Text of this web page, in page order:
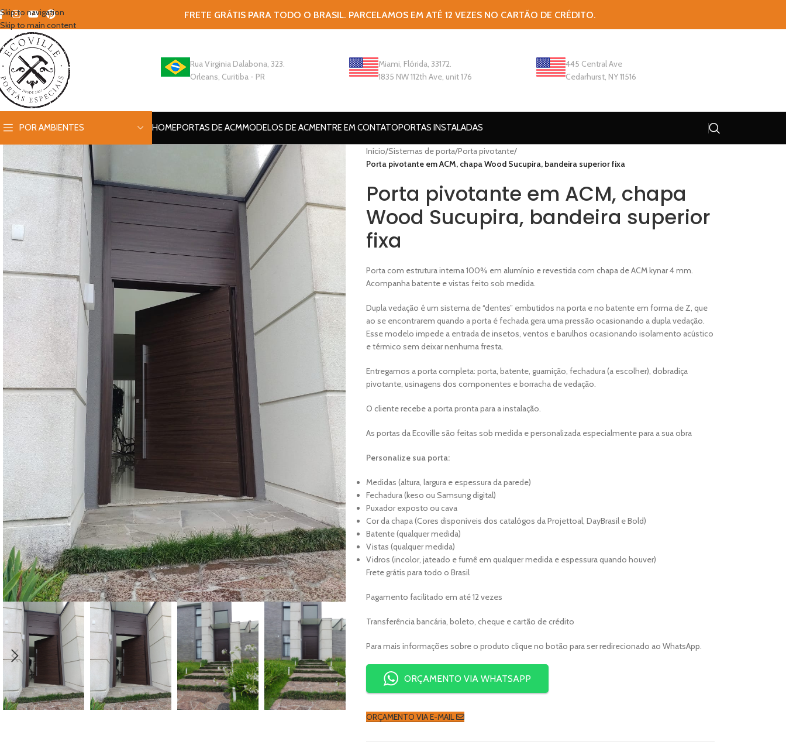
Skip to navigation
Skip to main content
FRETE GRÁTIS PARA TODO O BRASIL. PARCELAMOS EM ATÉ 12 VEZES NO CARTÃO DE CRÉDITO.
Rua Virginia Dalabona, 323.
Orleans, Curitiba - PR
Miami, Flórida, 33172.
1835 NW 112th Ave, unit 176
445 Central Ave
Cedarhurst, NY 11516
POR AMBIENTES HOMEPORTAS DE ACMMODELOS DE ACMENTRE EM CONTATOPORTAS INSTALADAS
Início/Sistemas de porta/Porta pivotante/
Porta pivotante em ACM, chapa Wood Sucupira, bandeira superior fixa
Porta pivotante em ACM, chapa
Wood Sucupira, bandeira superior
fixa
Porta com estrutura interna 100% em alumínio e revestida com chapa de ACM kynar 4 mm.
Acompanha batente e vistas feito sob medida.
Dupla vedação é um sistema de “dentes” embutidos na porta e no batente em forma de Z, que
ao se encontrarem quando a porta é fechada gera uma pressão ocasionando a dupla vedação.
Esse modelo impede a entrada de insetos, ventos e barulhos ocasionando isolamento acústico
e térmico sem deixar nenhuma fresta.
Entregamos a porta completa: porta, batente, guarnição, fechadura (a escolher), dobradiça
pivotante, usinagens dos componentes e borracha de vedação.
O cliente recebe a porta pronta para a instalação.
As portas da Ecoville são feitas sob medida e personalizada especialmente para a sua obra
Personalize sua porta:
Medidas (altura, largura e espessura da parede)
Fechadura (keso ou Samsung digital)
Puxador exposto ou cava
Cor da chapa (Cores disponíveis dos catalógos da Projettoal, DayBrasil e Bold)
Batente (qualquer medida)
Vistas (qualquer medida)
Vidros (incolor, jateado e fumê em qualquer medida e espessura quando houver)
Frete grátis para todo o Brasil
Pagamento facilitado em até 12 vezes
Transferência bancária, boleto, cheque e cartão de crédito
Para mais informações sobre o produto clique no botão para ser redirecionado ao WhatsApp.
ORÇAMENTO VIA WHATSAPP
ORÇAMENTO VIA E-MAIL